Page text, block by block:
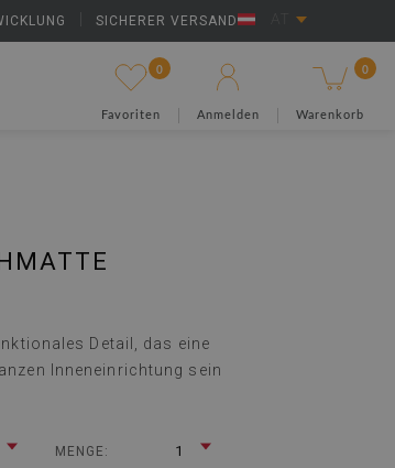
SICHERER VERSAND
0
Favoriten Anmelden
0
Warenkorb
Detail, das eine
Inneneinrichtung sein
MENGE: 1